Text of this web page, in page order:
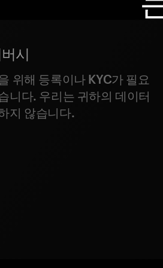
시
위해 등록이나 KYC가 필요
니다. 우리는 귀하의 데이터
지 않습니다.